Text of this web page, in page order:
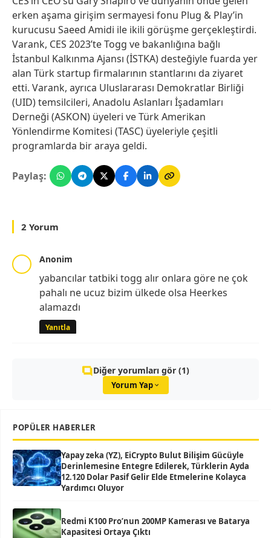
erken aşama girişim sermayesi fonu Plug & Play’in
kurucusu Saeed Amidi ile ikili görüşme gerçekleştirdi.
Varank, CES 2023’te Togg ve bakanlığına bağlı
İstanbul Kalkınma Ajansı (İSTKA) desteğiyle fuarda yer
alan Türk startup firmalarının stantlarını da ziyaret
etti. Varank, ayrıca Uluslararası Demokratlar Birliği
(UID) temsilcileri, Anadolu Aslanları İşadamları
Derneği (ASKON) üyeleri ve Türk Amerikan
Yönlendirme Komitesi (TASC) üyeleriyle çeşitli
programlarda bir araya geldi.
Paylaş:
2 Yorum
Anonim
yabancılar tatbiki togg alır onlara göre ne çok
pahalı ne ucuz bizim ülkede olsa Heerkes
alamazdı
Yanıtla
Diğer yorumları gör (1)
Yorum Yap
POPÜLER HABERLER
Yapay zeka (YZ), EiCrypto Bulut Bilişim Gücüyle
Derinlemesine Entegre Edilerek, Türklerin Ayda
12.120 Dolar Pasif Gelir Elde Etmelerine Kolayca
Yardımcı Oluyor
Redmi K100 Pro’nun 200MP Kamerası ve Batarya
Kapasitesi Ortaya Çıktı